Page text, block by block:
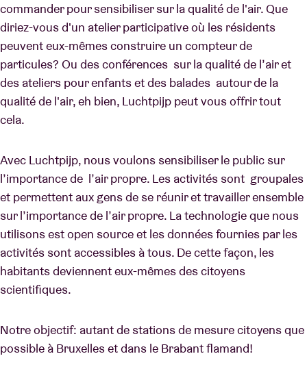
commander pour sensibiliser sur la qualité de l'air. Que
diriez-vous d'un atelier participative où les résidents
peuvent eux-mêmes construire un compteur de
particules? Ou des conférences sur la qualité de l’air et
des ateliers pour enfants et des balades autour de la
qualité de l'air, eh bien, Luchtpijp peut vous offrir tout
cela.
Avec Luchtpijp, nous voulons sensibiliser le public sur
l’importance de l’air propre. Les activités sont groupales
et permettent aux gens de se réunir et travailler ensemble
sur l’importance de l’air propre. La technologie que nous
utilisons est open source et les données fournies par les
activités sont accessibles à tous. De cette façon, les
habitants deviennent eux-mêmes des citoyens
scientifiques.
Notre objectif: autant de stations de mesure citoyens que
possible à Bruxelles et dans le Brabant flamand!